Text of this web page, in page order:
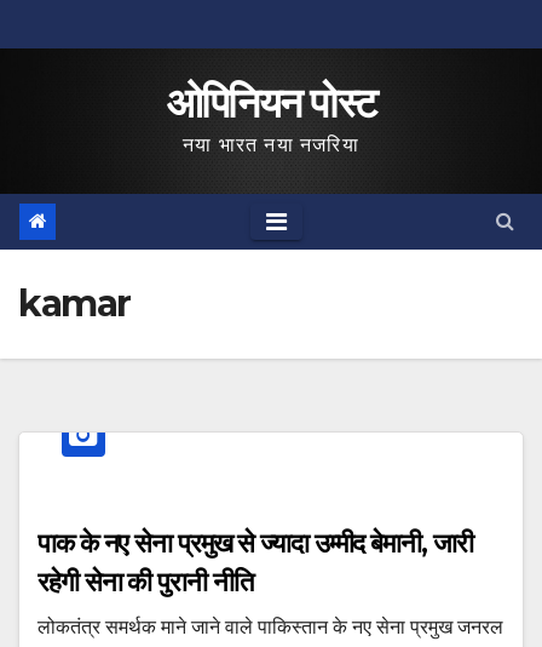
to
ओपिनियन पोस्ट
नया भारत नया नजरिया
kamar
पाक के नए सेना प्रमुख से ज्यादा उम्मीद बेमानी, जारी
रहेगी सेना की पुरानी नीति
लोकतंत्र समर्थक माने जाने वाले पाकिस्तान के नए सेना प्रमुख जनरल